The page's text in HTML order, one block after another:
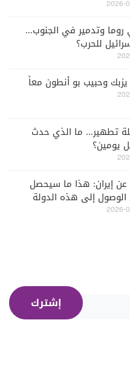
وتدمير في الجنوب...
للحرب؟
يزبك وحبيب بو أنطون معاً
تطهير... ما الذي حدث
يومين؟
عن إيران: هذا ما سيحصل
إلى هذه الدولة
إشترك